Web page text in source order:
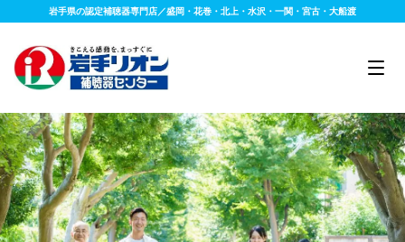
岩手県の認定補聴器専門店／盛岡・花巻・北上・水沢・一関・宮古・大船渡